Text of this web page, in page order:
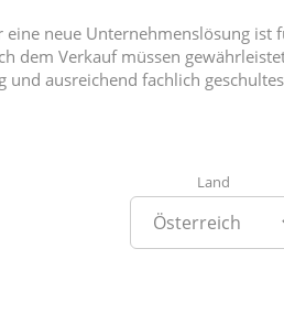
eine neue Unternehmenslösung
dem Verkauf müssen
und ausreichend fachlich
Land